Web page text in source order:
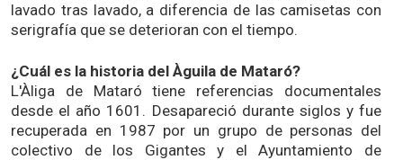
lavado tras lavado, a diferencia de las camisetas con
serigrafía que se deterioran con el tiempo.
¿Cuál es la historia del Àguila de Mataró?
L'Àliga de Mataró tiene referencias documentales
desde el año 1601. Desapareció durante siglos y fue
recuperada en 1987 por un grupo de personas del
colectivo de los Gigantes y el Ayuntamiento de